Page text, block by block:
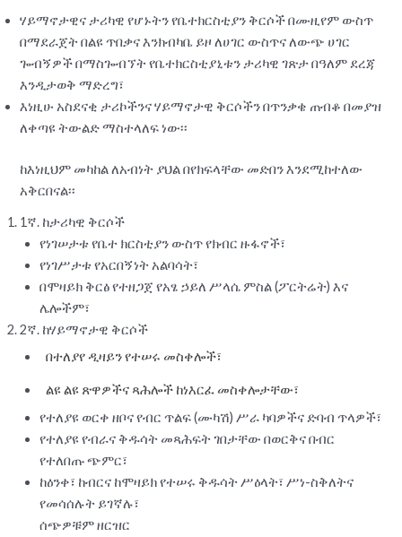
ሃይማኖታዊና ታሪካዊ የሆኑትን የቤተክርስቲያን ቅርሶች በሙዚየም ውስጥ
በማደራጀት በልዩ ጥበቃና እንክብካቤ ይዞ ለሀገር ውስጥና ለውጭ ሀገር
ጐብኝዎች በማስጐብኘት የቤተክርስቲያኒቱን ታሪካዊ ገጽታ በዓለም ደረጃ
እንዲታወቅ ማድረግ፣
እነዚሁ አስደናቂ ታሪኮችንና ሃይማኖታዊ ቅርሶችን በጥንቃቄ ጠብቆ በመያዝ
ለቀጣዩ ትውልድ ማስተላለፍ ነው፡፡
ከእነዚህም መካከል ለአብነት ያህል በየክፍላቸው መድበን እንደሚከተለው
አቅርበናል፡፡
1ኛ. ከታሪካዊ ቅርሶች
የነገሠታቱ የቤተ ክርስቲያን ውስጥ የክብር ዙፋኖች፣
የነገሥታቱ የአርበኝነት አልባሳት፣
በሞዛይክ ቅርፅ የተዘጋጀ የአፄ ኃይለ ሥላሴ ምስል (ፖርትሬት) እና
ሌሎችም፣
2ኛ. ከሃይማኖታዊ ቅርሶች
በተለያየ ዲዛይን የተሠሩ መስቀሎች፣
ልዩ ልዩ ጽዋዎችና ጻሕሎች ከነእርፈ መስቀሎታቸው፣
የተለያዩ ወርቀ ዘቦና የብር ጥልፍ (ሙካሽ) ሥራ ካባዎችና ድባብ ጥላዎች፣
የተለያዩ የብራና ቅዱሳት መጻሕፍት ገበታቸው በወርቅና በብር
የተለበጡ ጭምር፣
ከዕንቀ፣ ከብርና ከሞዛይክ የተሠሩ ቅዱሳት ሥዕላት፣ ሥነ-ስቅለትና
የመሳሰሉት ይገኛሉ፣
ሰጭዎቹም ዘርዝር